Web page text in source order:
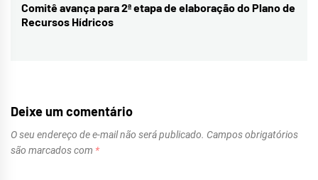
Next
post:
Comitê avança para 2ª etapa de elaboração do Plano de
Recursos Hídricos
Deixe um comentário
O seu endereço de e-mail não será publicado. Campos obrigatórios
são marcados com *